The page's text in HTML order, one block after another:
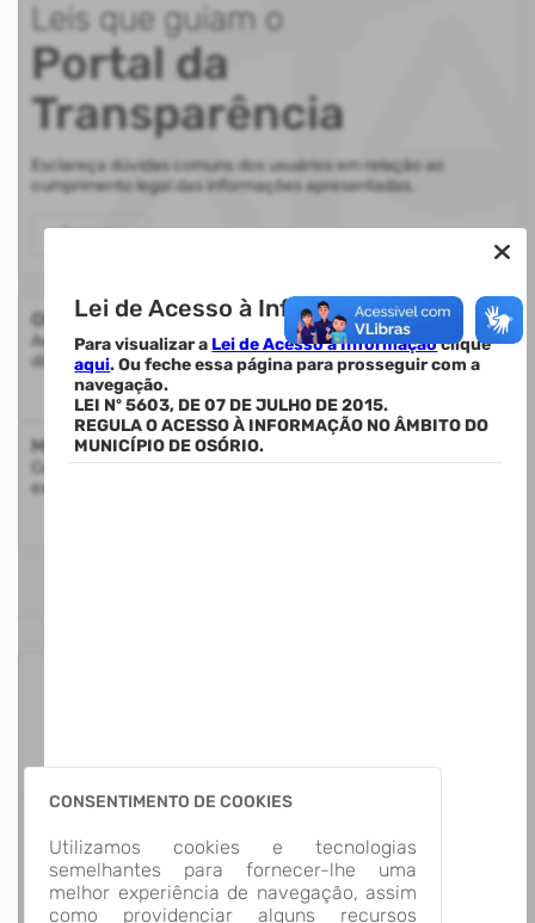
Lei de Acesso à Informação.
Para visualizar a Lei de Acesso à Informaçãoclique
aqui. Ou feche essa página para prosseguir com a
navegação.
LEI Nº 5603, DE 07 DE JULHO DE 2015.
REGULA O ACESSO À INFORMAÇÃO NO ÂMBITO DO
MUNICÍPIO DE OSÓRIO.
CONSENTIMENTO DE COOKIES
Utilizamos cookies e tecnologias
semelhantes para fornecer-lhe uma
melhor experiência de navegação, assim
como providenciar alguns recursos
Leis que guiam o
Portal da
Transparência
Esclareça dúvidas comuns dos usuários em relação ao
cumprimento legal das informações apresentadas.
Acessar
Glossário
Auxilia na compreensão de termos utilizados nas informações
disponibilizadas.
Mapa do Site
Consulte a estrutura do Portal da Transparência com a
exibição de todos os itens disponíveis
13 Grupos de
Informação